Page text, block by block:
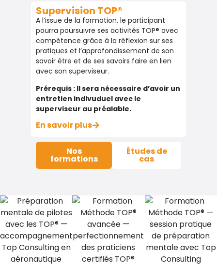
Supervision TOP®
A l’issue de la formation, le participant
pourra poursuivre ses activités TOP® avec
compétence grâce à la réflexion sur ses
pratiques et l’approfondissement de son
savoir être et de ses savoirs faire en lien
avec son superviseur.
Prérequis : Il sera nécessaire d’avoir un
entretien indivuduel avec le
superviseur au préalable.
En savoir plus
Nos
formations
Études de
cas